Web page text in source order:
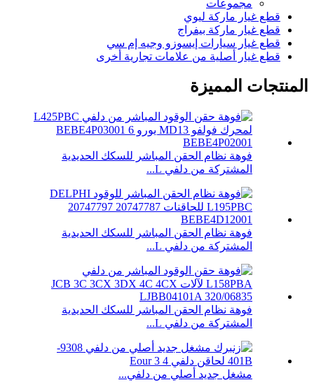
مجموعات
قطع غيار ماركة ليوي
قطع غيار ماركة بيفراج
قطع غيار سيارات إيسوزو وجيه إم سي
قطع غيار أصلية من علامات تجارية أخرى
المنتجات المميزة
فوهة نظام الحقن المباشر للسكك الحديدية
المشتركة من دلفي L...
فوهة نظام الحقن المباشر للسكك الحديدية
المشتركة من دلفي L...
فوهة نظام الحقن المباشر للسكك الحديدية
المشتركة من دلفي L...
مشغل جديد أصلي من دلفي...